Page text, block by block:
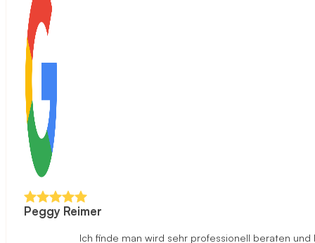
Peggy Reimer
Ich finde man wird sehr professionell beraten